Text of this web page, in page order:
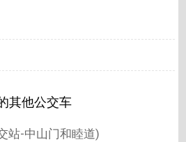
其他公交车
站-中山门和睦道)